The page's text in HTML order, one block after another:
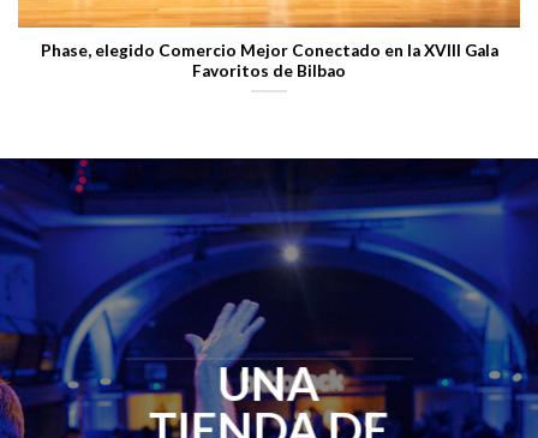
Phase, elegido Comercio Mejor Conectado en la XVIII Gala
Favoritos de Bilbao
UNA